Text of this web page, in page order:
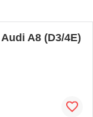
A8 (D3/4E)